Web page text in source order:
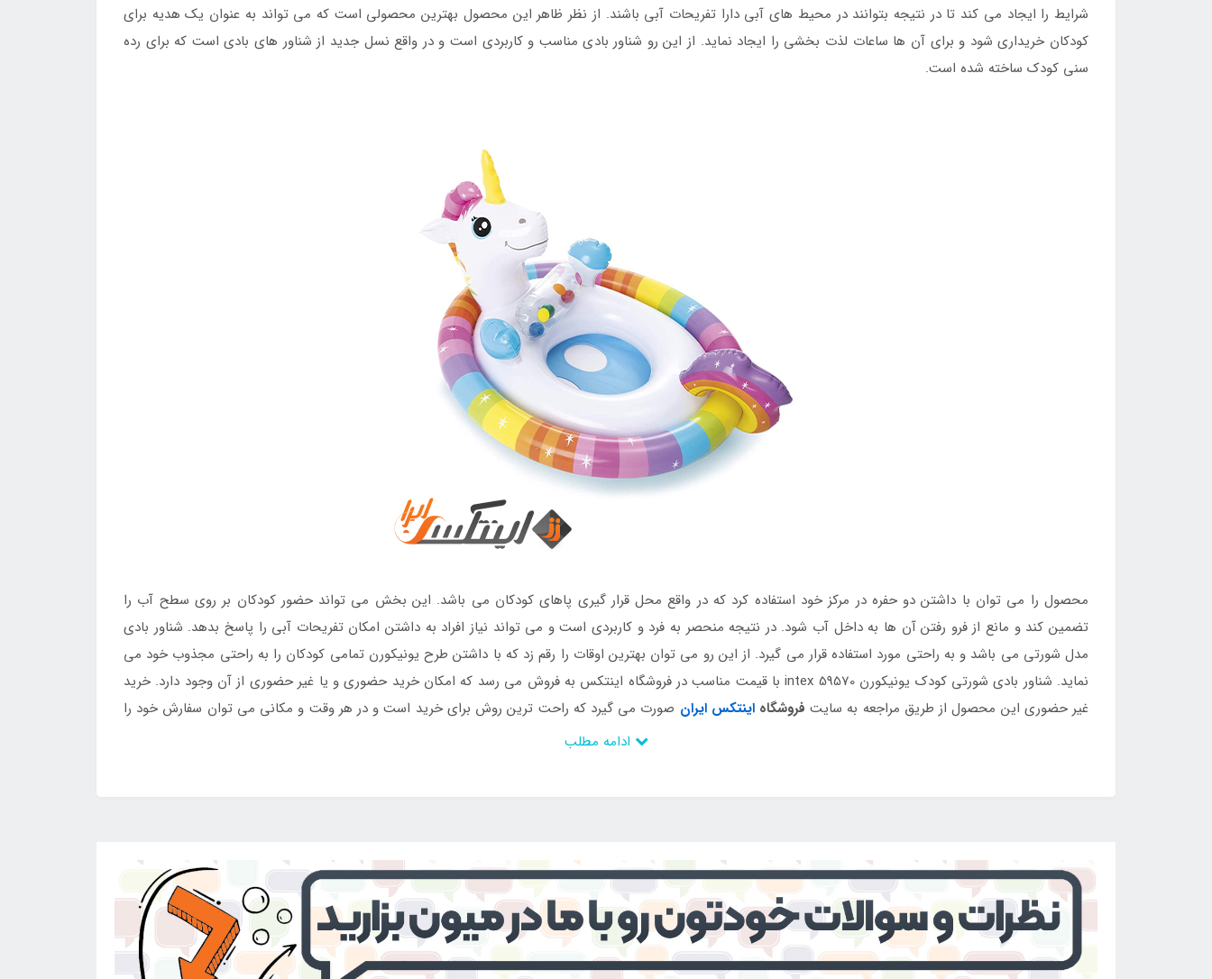
شرایط را ایجاد می کند تا در نتیجه بتوانند در محیط های آبی دارا تفریحات آبی باشند. از نظر ظاهر این محصول بهترین محصولی است که می تواند به عنوان یک هدیه برای
کودکان خریداری شود و برای آن ها ساعات لذت بخشی را ایجاد نماید. از این رو شناور بادی مناسب و کاربردی است و در واقع نسل جدید از شناور های بادی است که برای رده
سنی کودک ساخته شده است.
محصول را می توان با داشتن دو حفره در مرکز خود استفاده کرد که در واقع محل قرار گیری پاهای کودکان می باشد. این بخش می تواند حضور کودکان بر روی سطح آب را
تضمین کند و مانع از فرو رفتن آن ها به داخل آب شود. در نتیجه منحصر به فرد و کاربردی است و می تواند نیاز افراد به داشتن امکان تفریحات آبی را پاسخ بدهد. شناور بادی
مدل شورتی می باشد و به راحتی مورد استفاده قرار می گیرد. از این رو می توان بهترین اوقات را رقم زد که با داشتن طرح یونیکورن تمامی کودکان را به راحتی مجذوب خود می
نماید. شناور بادی شورتی کودک یونیکورن intex 59570 با قیمت مناسب در فروشگاه اینتکس به فروش می رسد که امکان خرید حضوری و یا غیر حضوری از آن وجود دارد. خرید
غیر حضوری این محصول از طریق مراجعه به سایت فروشگاهاینتکس ایران صورت می گیرد که راحت ترین روش برای خرید است و در هر وقت و مکانی می توان سفارش خود را